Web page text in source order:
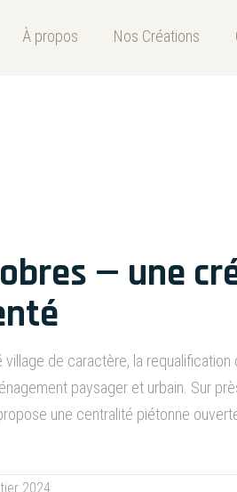
À propos Nos Créations
— une
de caractère, la requalification
paysager et urbain. Sur
une centralité piétonne